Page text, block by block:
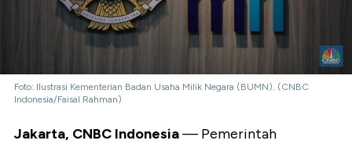
Foto: Ilustrasi Kementerian Badan Usaha Milik Negara (BUMN). (CNBC
Indonesia/Faisal Rahman)
Jakarta, CNBC Indonesia— Pemerintah